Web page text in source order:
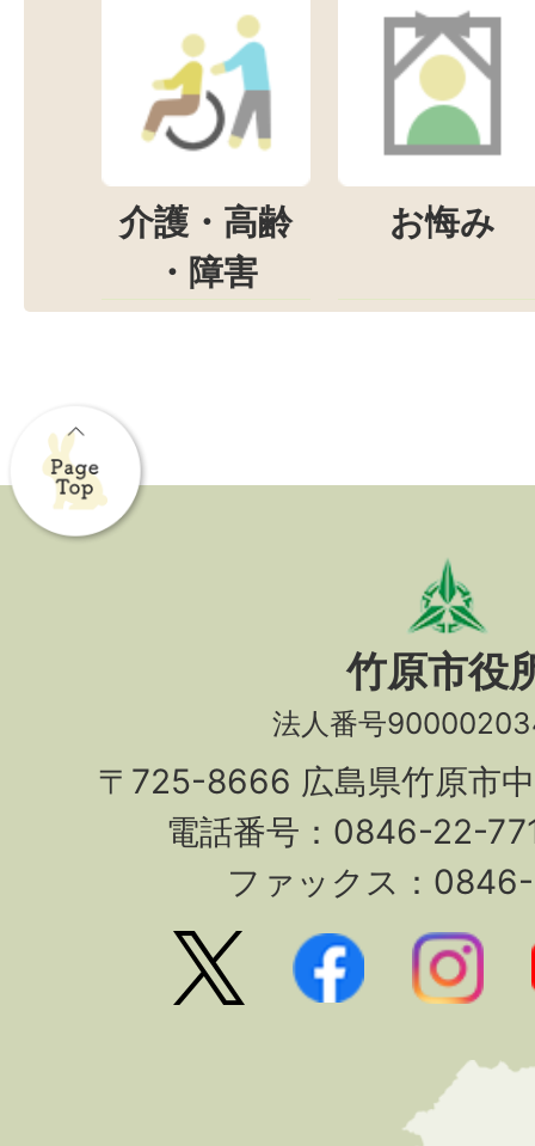
介護・高齢
・障害
お悔み
竹原市役
法人番号
〒725-8666 広島県竹原市
電話番号：0846-22-
ファックス：